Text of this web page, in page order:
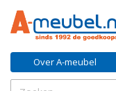
Over A-meubel